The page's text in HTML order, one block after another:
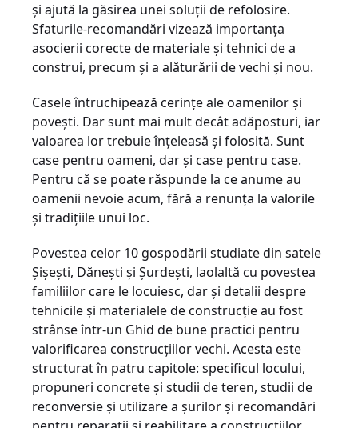
şi ajută la găsirea unei soluţii de refolosire.
Sfaturile-recomandări vizează importanţa
asocierii corecte de materiale şi tehnici de a
construi, precum şi a alăturării de vechi şi nou.
Casele întruchipează cerinţe ale oamenilor şi
poveşti. Dar sunt mai mult decât adăposturi, iar
valoarea lor trebuie înţeleasă şi folosită. Sunt
case pentru oameni, dar şi case pentru case.
Pentru că se poate răspunde la ce anume au
oamenii nevoie acum, fără a renunţa la valorile
şi tradiţiile unui loc.
Povestea celor 10 gospodării studiate din satele
Şişeşti, Dăneşti şi Şurdeşti, laolaltă cu povestea
familiilor care le locuiesc, dar şi detalii despre
tehnicile şi materialele de construcţie au fost
strânse într-un Ghid de bune practici pentru
valorificarea construcţiilor vechi. Acesta este
structurat în patru capitole: specificul locului,
propuneri concrete şi studii de teren, studii de
reconversie şi utilizare a şurilor şi recomandări